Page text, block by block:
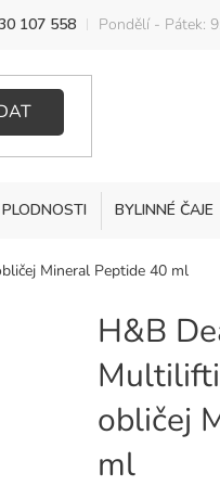
107 558 Pondělí - Pátek:
BYLINNÉ ČAJE
Mineral Peptide 40 ml
H&B
obličej
ml